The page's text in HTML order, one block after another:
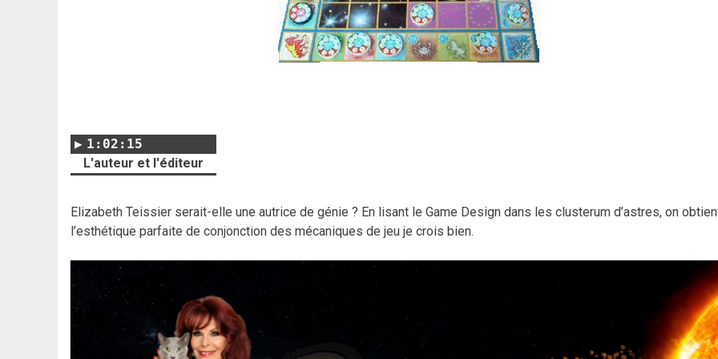
1:02:15
L'auteur et l'éditeur
Elizabeth Teissier serait-elle une autrice de génie ? En lisant le Game Design dans les clusterum d’astres, on
l’esthétique parfaite de conjonction des mécaniques de jeu je crois bien.